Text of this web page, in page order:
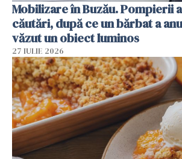
Mobilizare în Buzău. Pompierii
căutări, după ce un bărbat a
văzut un obiect luminos
27 IULIE 2026